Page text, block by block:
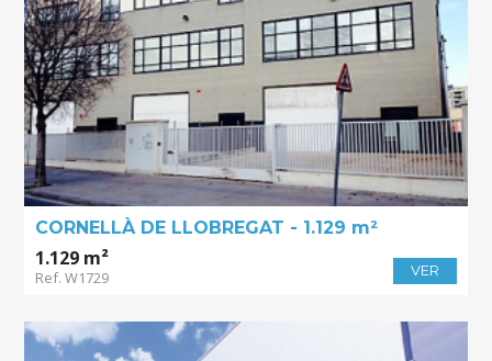
CORNELLÀ DE LLOBREGAT - 1.129 m²
1.129 m²
Ref. W1729 VER